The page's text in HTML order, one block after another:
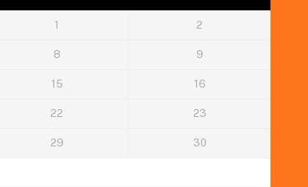
1 2
8 9
15 16
22 23
29 30